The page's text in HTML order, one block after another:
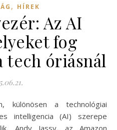
, HÍREK
Az AI
fog
tech óriásnál
intelligencia (AI) szerepe
Andy Jassy, az Amazon